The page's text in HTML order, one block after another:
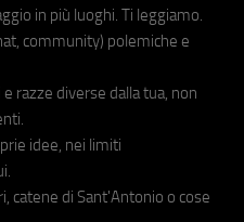
in più luoghi. Ti leggiamo.
community) polemiche e
razze diverse dalla tua, non
idee, nei limiti
catene di Sant'Antonio o cose